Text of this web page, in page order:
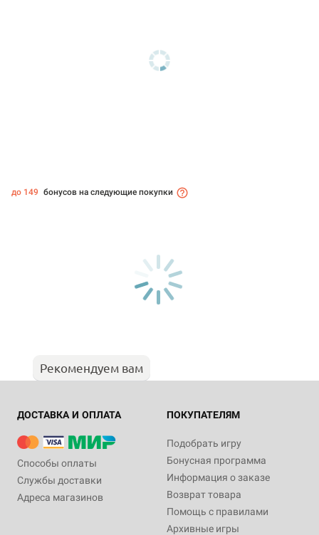
до 149 бонусов на следующие покупки
Рекомендуем вам
ДОСТАВКА И ОПЛАТА
Способы оплаты
Службы доставки
Адреса магазинов
ПОКУПАТЕЛЯМ
Подобрать игру
Бонусная программа
Информация о заказе
Возврат товара
Помощь с правилами
Архивные игры